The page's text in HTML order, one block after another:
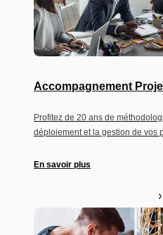
Accompagnement
Profitez de 20 ans de
déploiement et la gestion de vos
En savoir plus